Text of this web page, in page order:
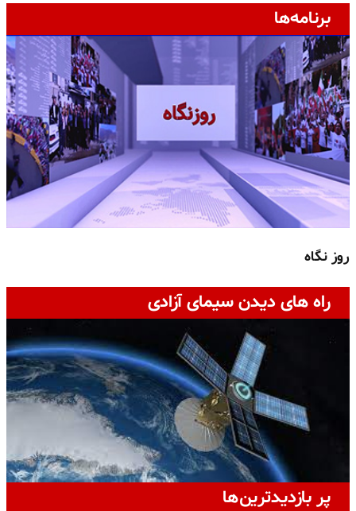
برنامه‌ها
روز نگاه
راه های دیدن سیمای آزادی
پر بازدیدترین‌ها